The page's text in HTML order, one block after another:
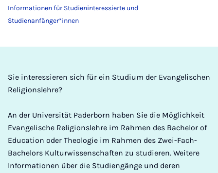
Informationen für Studieninteressierte und
Studienanfänger*innen
Sie interessieren sich für ein Studium der Evangelischen
Religionslehre?
An der Universität Paderborn haben Sie die Möglichkeit
Evangelische Religionslehre im Rahmen des Bachelor of
Education oder Theologie im Rahmen des Zwei-Fach-
Bachelors Kulturwissenschaften zu studieren. Weitere
Informationen über die Studiengänge und deren